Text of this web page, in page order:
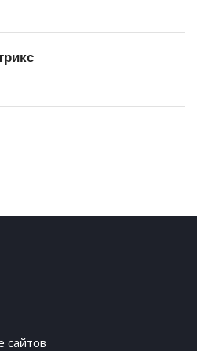
сайтов